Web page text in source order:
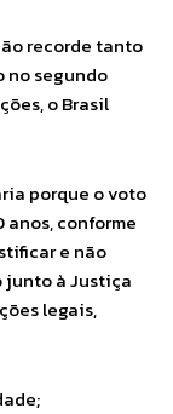
recorde tanto
no segundo
o Brasil
porque o voto
anos, conforme
e não
junto à Justiça
legais,